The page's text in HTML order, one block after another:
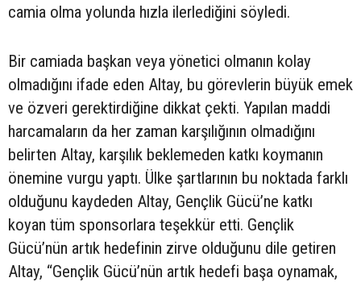
camia olma yolunda hızla ilerlediğini söyledi.
Bir camiada başkan veya yönetici olmanın kolay
olmadığını ifade eden Altay, bu görevlerin büyük emek
ve özveri gerektirdiğine dikkat çekti. Yapılan maddi
harcamaların da her zaman karşılığının olmadığını
belirten Altay, karşılık beklemeden katkı koymanın
önemine vurgu yaptı. Ülke şartlarının bu noktada farklı
olduğunu kaydeden Altay, Gençlik Gücü’ne katkı
koyan tüm sponsorlara teşekkür etti. Gençlik
Gücü’nün artık hedefinin zirve olduğunu dile getiren
Altay, “Gençlik Gücü’nün artık hedefi başa oynamak,